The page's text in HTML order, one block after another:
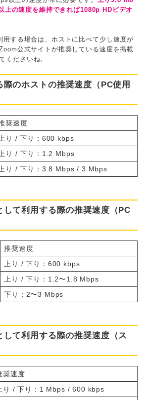
の速度を維持できれば1080p HDビデオ
用する場合は、ホストに比べて少し速度が
公式サイトが推奨している速度を掲載
くださいね。
のホストの推奨速度（PC使用
奨速度
上り / 下り：600 kbps
上り / 下り：1.2 Mbps
上り / 下り：3.8 Mbps / 3 Mbps
て利用する際の推奨速度（PC
推奨速度
上り / 下り：600 kbps
上り / 下り：1.2〜1.8 Mbps
下り：2〜3 Mbps
て利用する際の推奨速度（ス
奨速度
り / 下り：1 Mbps / 600 kbps